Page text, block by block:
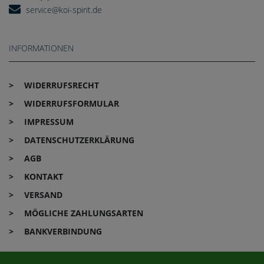
service@koi-spirit.de
INFORMATIONEN
WIDERRUFS­RECHT
WIDERRUFS­FORMULAR
IMPRESSUM
DATEN­SCHUTZ­ERKLÄRUNG
AGB
KONTAKT
VERSAND
MÖGLICHE ZAHLUNGSARTEN
BANKVERBINDUNG